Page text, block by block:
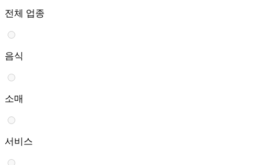
전체 업종
음식
소매
서비스